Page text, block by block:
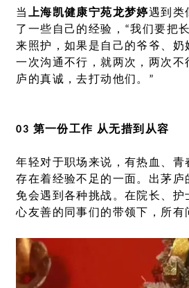
当 上海凯健康宁苑龙梦婷遇到类
了一些自己的经验，“我们要把
来照护，如果是自己的爷爷、奶
一次沟通不行，就两次，两次不
庐的真诚，去打动他们。”
03 第一份工作 从无措到从容
年轻对于职场来说，有热血、青
存在着经验不足的一面。出茅庐
免会遇到各种挑战。在院长、护
心友善的同事们的带领下，所有